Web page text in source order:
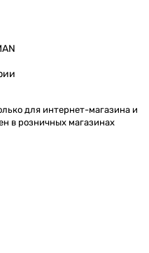
для интернет-магазина и
в розничных магазинах